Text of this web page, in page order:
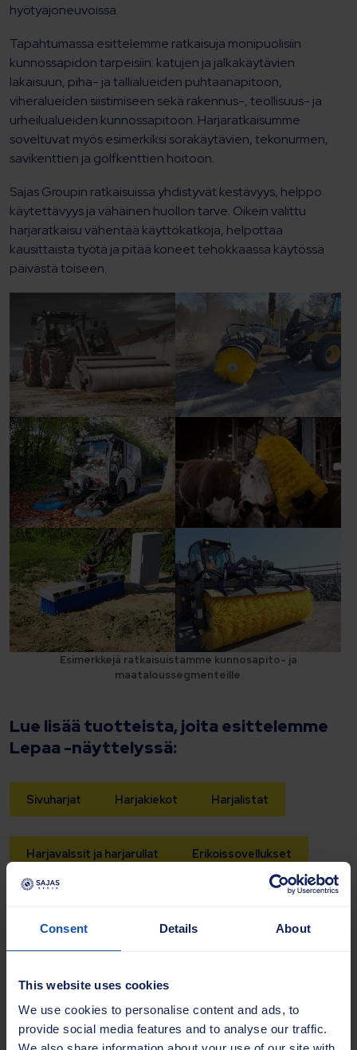
Consent Details About
This website uses cookies
We use cookies to personalise content and ads, to
provide social media features and to analyse our traffic.
hyötyajoneuvoissa.
Tapahtumassa esittelemme ratkaisuja monipuolisiin
kunnossapidon tarpeisiin: katujen ja jalkakäytävien
lakaisuun, piha- ja tallialueiden puhtaanapitoon,
viheralueiden siistimiseen sekä rakennus-, teollisuus- ja
urheilualueiden kunnossapitoon. Harjaratkaisumme
soveltuvat myös esimerkiksi sorakäytävien, tekonurmen,
savikenttien ja golfkenttien hoitoon.
Sajas Groupin ratkaisuissa yhdistyvät kestävyys, helppo
käytettävyys ja vähäinen huollon tarve. Oikein valittu
harjaratkaisu vähentää käyttökatkoja, helpottaa
kausittaista työtä ja pitää koneet tehokkaassa käytössä
päivästä toiseen.
Esimerkkejä ratkaisuistamme kunnosapito- ja
maataloussegmenteille.
Lue lisää tuotteista, joita esittelemme
Lepaa -näyttelyssä:
Sivuharjat Harjakiekot Harjalistat
Harjavalssit ja harjarullat Erikoissovellukset
ja keskustelemaan kunnossapidon
tarpeistanne.